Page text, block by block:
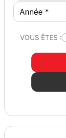
VOUS ÊTES :